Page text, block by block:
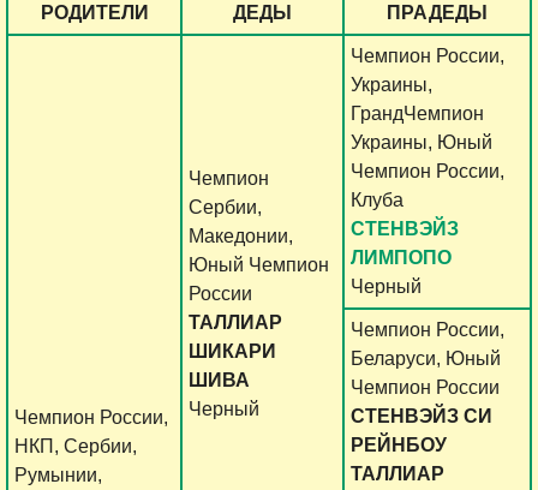
РОДИТЕЛИ
ДЕДЫ ПРАДЕДЫ
Чемпион России,
НКП, Сербии,
Румынии,
Чемпион
Сербии,
Македонии,
Юный Чемпион
России
ТАЛЛИАР
ШИКАРИ
ШИВА
Черный
Чемпион России,
Украины,
ГрандЧемпион
Украины, Юный
Чемпион России,
Клуба
СТЕНВЭЙЗ
ЛИМПОПО
Черный
Чемпион России,
Беларуси, Юный
Чемпион России
СТЕНВЭЙЗ СИ
РЕЙНБОУ
ТАЛЛИАР